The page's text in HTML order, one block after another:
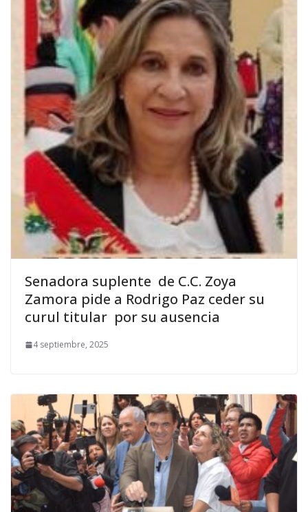
Senadora suplente de C.C. Zoya
Zamora pide a Rodrigo Paz ceder su
curul titular por su ausencia
4 septiembre, 2025